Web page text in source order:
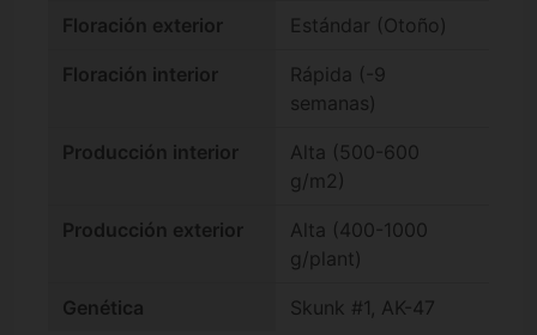
Floración exterior Estándar (Otoño)
Floración interior
Rápida (-9
semanas)
Producción interior
Alta (500-600
g/m2)
Producción exterior
Alta (400-1000
g/plant)
Genética Skunk #1, AK-47